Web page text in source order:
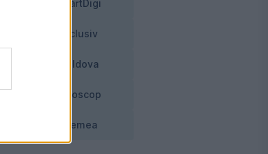
SmartDigi
Exclusiv
Moldova
Horoscop
Vremea